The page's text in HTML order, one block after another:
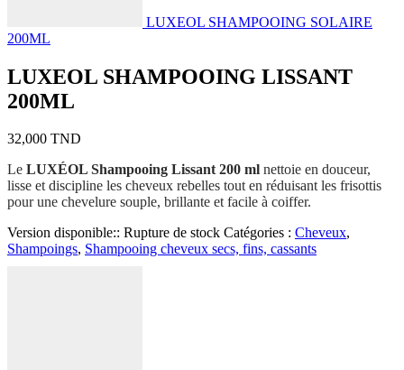
LUXEOL SHAMPOOING SOLAIRE
200ML
LUXEOL SHAMPOOING LISSANT
200ML
32,000 TND
Le LUXÉOL Shampooing Lissant 200 ml nettoie en douceur,
lisse et discipline les cheveux rebelles tout en réduisant les frisottis
pour une chevelure souple, brillante et facile à coiffer.
Version disponible:: Rupture de stock Catégories : Cheveux,
Shampoings, Shampooing cheveux secs, fins, cassants